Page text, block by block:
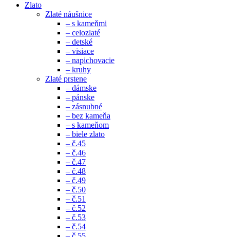
Zlato
Zlaté náušnice
– s kameňmi
– celozlaté
– detské
– visiace
– napichovacie
– kruhy
Zlaté prstene
– dámske
– pánske
– zásnubné
– bez kameňa
– s kameňom
– biele zlato
– č.45
– č.46
– č.47
– č.48
– č.49
– č.50
– č.51
– č.52
– č.53
– č.54